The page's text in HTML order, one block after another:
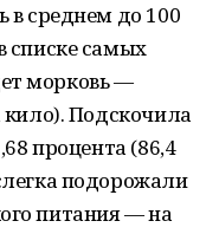
в среднем до 100
списке самых
морковь —
кило). Подскочила
процента (86,4
подорожали
питания — на